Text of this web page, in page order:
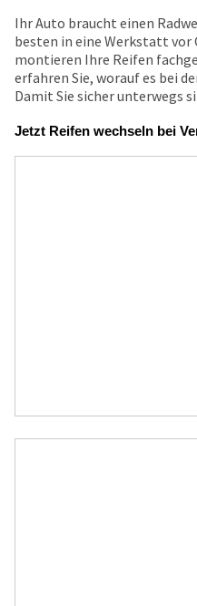
Ihr Auto braucht einen
besten in eine Werkstatt vor
montieren Ihre Reifen
erfahren Sie, worauf es bei
Damit Sie sicher unterwegs
Jetzt Reifen wechseln bei